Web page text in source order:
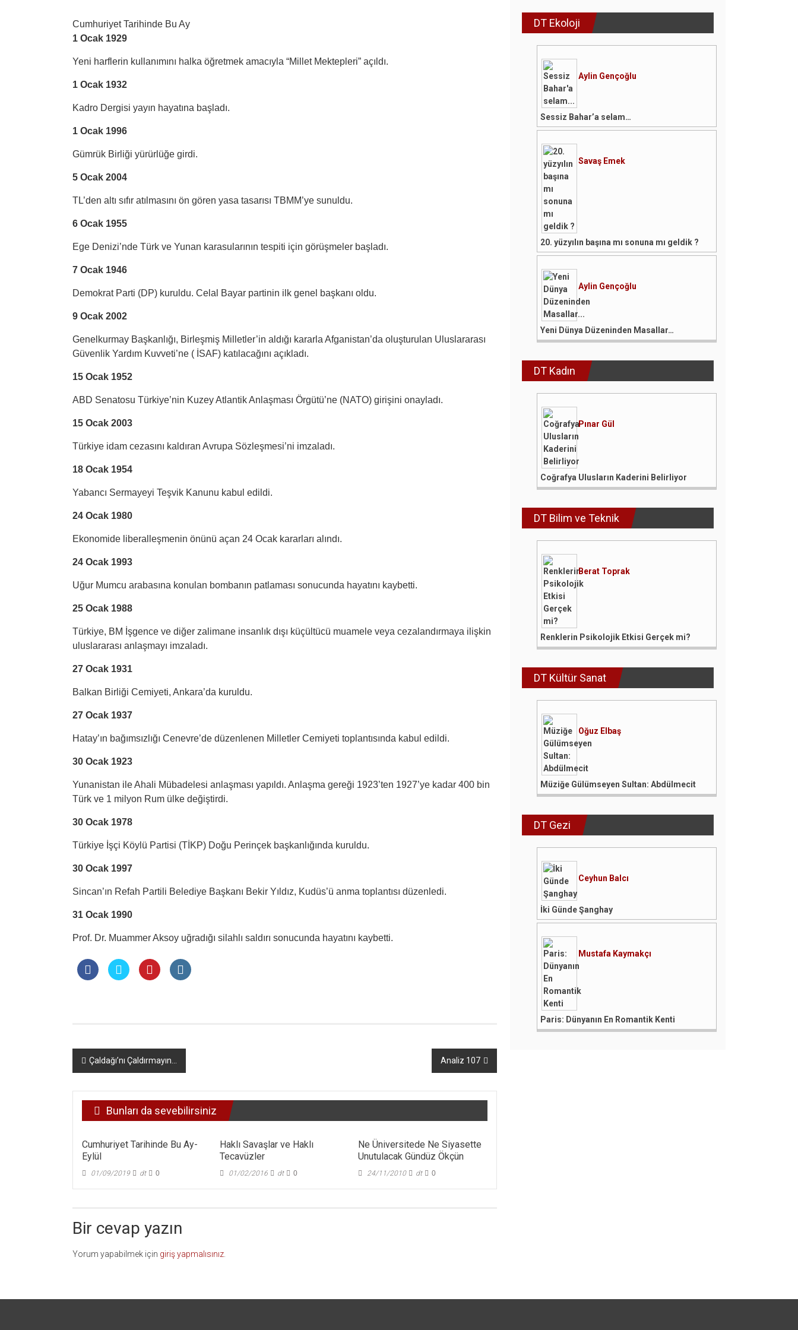
Cumhuriyet Tarihinde Bu Ay
1 Ocak 1929
Yeni harflerin kullanımını halka öğretmek amacıyla “Millet Mektepleri” açıldı.
1 Ocak 1932
Kadro Dergisi yayın hayatına başladı.
1 Ocak 1996
Gümrük Birliği yürürlüğe girdi.
5 Ocak 2004
TL’den altı sıfır atılmasını ön gören yasa tasarısı TBMM’ye sunuldu.
6 Ocak 1955
Ege Denizi’nde Türk ve Yunan karasularının tespiti için görüşmeler başladı.
7 Ocak 1946
Demokrat Parti (DP) kuruldu. Celal Bayar partinin ilk genel başkanı oldu.
9 Ocak 2002
Genelkurmay Başkanlığı, Birleşmiş Milletler’in aldığı kararla Afganistan’da oluşturulan Uluslararası
Güvenlik Yardım Kuvveti’ne ( İSAF) katılacağını açıkladı.
15 Ocak 1952
ABD Senatosu Türkiye’nin Kuzey Atlantik Anlaşması Örgütü’ne (NATO) girişini onayladı.
15 Ocak 2003
Türkiye idam cezasını kaldıran Avrupa Sözleşmesi’ni imzaladı.
18 Ocak 1954
Yabancı Sermayeyi Teşvik Kanunu kabul edildi.
24 Ocak 1980
Ekonomide liberalleşmenin önünü açan 24 Ocak kararları alındı.
24 Ocak 1993
Uğur Mumcu arabasına konulan bombanın patlaması sonucunda hayatını kaybetti.
25 Ocak 1988
Türkiye, BM İşgence ve diğer zalimane insanlık dışı küçültücü muamele veya cezalandırmaya ilişkin
uluslararası anlaşmayı imzaladı.
27 Ocak 1931
Balkan Birliği Cemiyeti, Ankara’da kuruldu.
27 Ocak 1937
Hatay’ın bağımsızlığı Cenevre’de düzenlenen Milletler Cemiyeti toplantısında kabul edildi.
30 Ocak 1923
Yunanistan ile Ahali Mübadelesi anlaşması yapıldı. Anlaşma gereği 1923’ten 1927’ye kadar 400 bin
Türk ve 1 milyon Rum ülke değiştirdi.
30 Ocak 1978
Türkiye İşçi Köylü Partisi (TİKP) Doğu Perinçek başkanlığında kuruldu.
30 Ocak 1997
Sincan’ın Refah Partili Belediye Başkanı Bekir Yıldız, Kudüs’ü anma toplantısı düzenledi.
31 Ocak 1990
Prof. Dr. Muammer Aksoy uğradığı silahlı saldırı sonucunda hayatını kaybetti.
Yazı
dolaşımı
Çaldağı’nı Çaldırmayın… Analiz 107
Bunları da sevebilirsiniz
Cumhuriyet Tarihinde Bu Ay-
Eylül
01/09/2019 dt 0
Haklı Savaşlar ve Haklı
Tecavüzler
01/02/2016 dt 0
Ne Üniversitede Ne Siyasette
Unutulacak Gündüz Ökçün
24/11/2010 dt 0
Bir cevap yazın
Yorum yapabilmek için giriş yapmalısınız
DT Ekoloji
Aylin Gençoğlu
Sessiz Bahar’a selam…
Savaş Emek
20. yüzyılın başına mı sonuna mı geldik ?
Aylin Gençoğlu
Yeni Dünya Düzeninden Masallar…
DT Kadın
Pınar Gül
Coğrafya Ulusların Kaderini Belirliyor
DT Bilim ve Teknik
Berat Toprak
Renklerin Psikolojik Etkisi Gerçek mi?
DT Kültür Sanat
Oğuz Elbaş
Müziğe Gülümseyen Sultan: Abdülmecit
DT Gezi
Ceyhun Balcı
İki Günde Şanghay
Mustafa Kaymakçı
Paris: Dünyanın En Romantik Kenti